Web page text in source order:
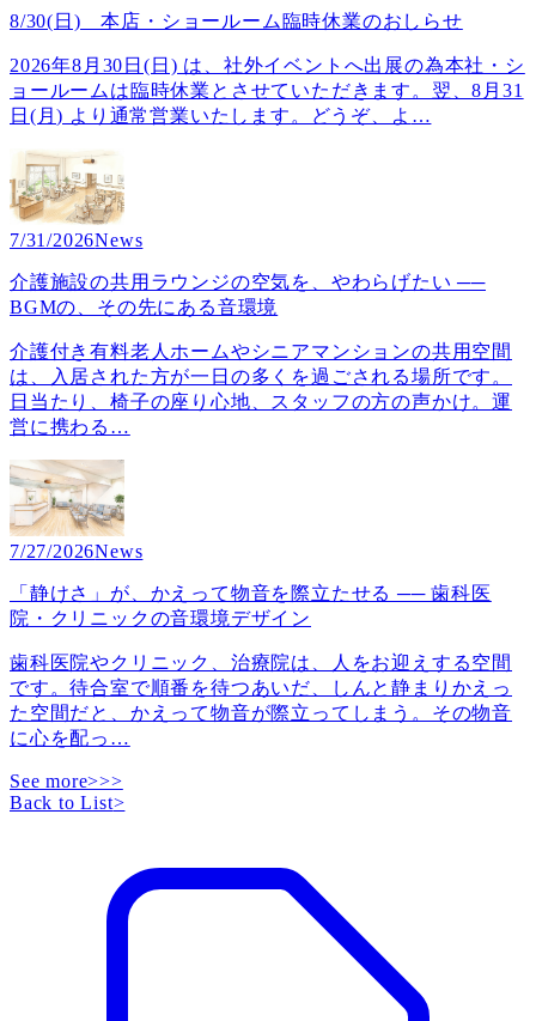
8/30(日) 本店・ショールーム臨時休業のおしらせ
2026年8月30日(日) は、社外イベントへ出展の為本社・シ
ョールームは臨時休業とさせていただきます。翌、8月31
日(月) より通常営業いたします。どうぞ、よ …
7/31/2026News
介護施設の共用ラウンジの空気を、やわらげたい ──
BGMの、その先にある音環境
介護付き有料老人ホームやシニアマンションの共用空間
は、入居された方が一日の多くを過ごされる場所です。
日当たり、椅子の座り心地、スタッフの方の声かけ。運
営に携わる …
7/27/2026News
「静けさ」が、かえって物音を際立たせる ── 歯科医
院・クリニックの音環境デザイン
歯科医院やクリニック、治療院は、人をお迎えする空間
です。待合室で順番を待つあいだ、しんと静まりかえっ
た空間だと、かえって物音が際立ってしまう。その物音
に心を配っ …
See more>>>
Back to List>